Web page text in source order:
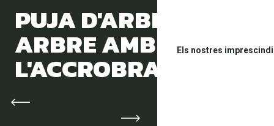
Els nostres
PUJA D'ARBRE EN
ARBRE AMB
L'ACCROBRANCHE